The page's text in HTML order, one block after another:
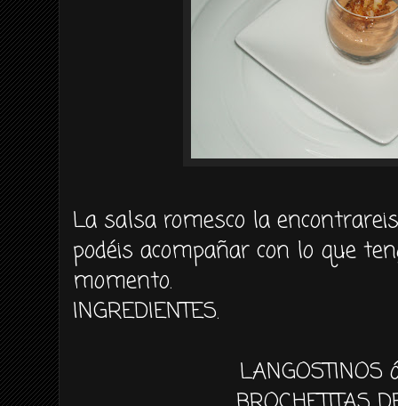
La salsa romesco la
podéis acompañar con lo que
momento.
INGREDIENTES.
LANGOSTINOS